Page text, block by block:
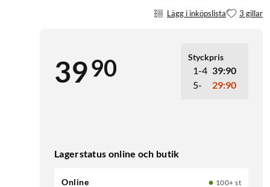
Lägg i inköpslista 3 gillar
3990 Styckpris
1-4 39:90
5-
29:90
Lagerstatus online och butik
Online
100+ st